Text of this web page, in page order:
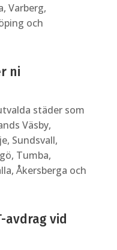
Varberg,
och
ni
städer som
Väsby,
Sundsvall,
Tumba,
Åkersberga och
avdrag vid